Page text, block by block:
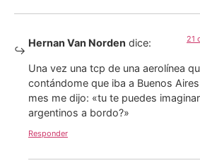
Hernan Van Norden dice: 21
Una vez una tcp de una aerolínea
contándome que iba a Buenos
mes me dijo: «tu te puedes
argentinos a bordo?»
Responder